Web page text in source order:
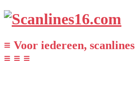
≡ Voor iedereen,
≡ ≡ ≡